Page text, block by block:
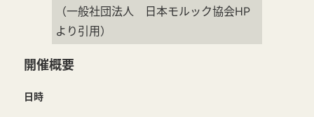
（一般社団法人 日本モルック協会HP
より引用）
開催概要
日時